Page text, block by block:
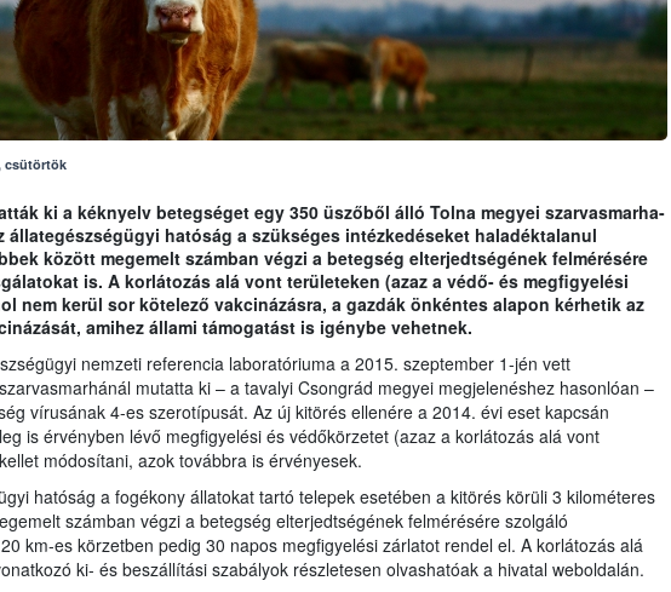
csütörtök
ki a kéknyelv betegséget egy 350 üszőből álló Tolna megyei szarvasmarha-
állategészségügyi hatóság a szükséges intézkedéseket haladéktalanul
között megemelt számban végzi a betegség elterjedtségének felmérésére
is. A korlátozás alá vont területeken (azaz a védő- és megfigyelési
nem kerül sor kötelező vakcinázásra, a gazdák önkéntes alapon kérhetik az
amihez állami támogatást is igénybe vehetnek.
nemzeti referencia laboratóriuma a 2015. szeptember 1-jén vett
mutatta ki – a tavalyi Csongrád megyei megjelenéshez hasonlóan –
vírusának 4-es szerotípusát. Az új kitörés ellenére a 2014. évi eset kapcsán
is érvényben lévő megfigyelési és védőkörzetet (azaz a korlátozás alá vont
módosítani, azok továbbra is érvényesek.
hatóság a fogékony állatokat tartó telepek esetében a kitörés körüli 3 kilométeres
számban végzi a betegség elterjedtségének felmérésére szolgáló
km-es körzetben pedig 30 napos megfigyelési zárlatot rendel el. A korlátozás alá
ki- és beszállítási szabályok részletesen olvashatóak a hivatal weboldalán.